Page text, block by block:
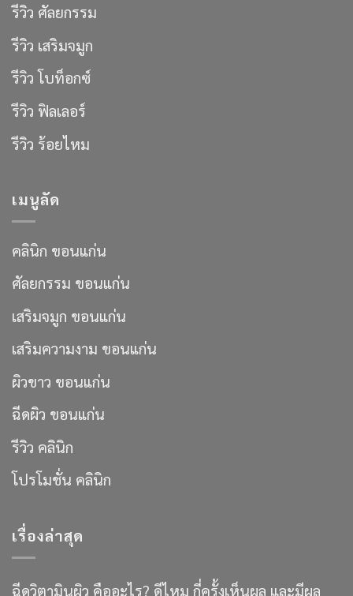
รีวิว ศัลยกรรม
รีวิว เสริมจมูก
รีวิว โบท็อกซ์
รีวิว ฟิลเลอร์
รีวิว ร้อยไหม
เมนูลัด
คลินิก ขอนแก่น
ศัลยกรรม ขอนแก่น
เสริมจมูก ขอนแก่น
เสริมความงาม ขอนแก่น
ผิวขาว ขอนแก่น
ฉีดผิว ขอนแก่น
รีวิว คลินิก
โปรโมชั่น คลินิก
เรื่องล่าสุด
ฉีดวิตามินผิว คืออะไร? ดีไหม กี่ครั้งเห็นผล และมีผล